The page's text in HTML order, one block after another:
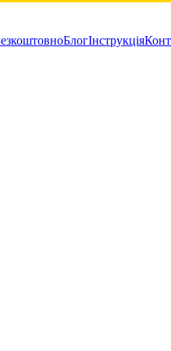
БлогІнструкція